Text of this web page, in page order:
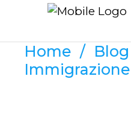
Home / Blog